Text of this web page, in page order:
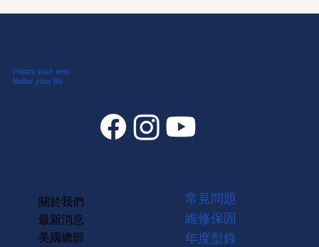
Happy your way,
Better your life
關於我們
最新消息
美國總部
常見問題
維修保固
年度型錄